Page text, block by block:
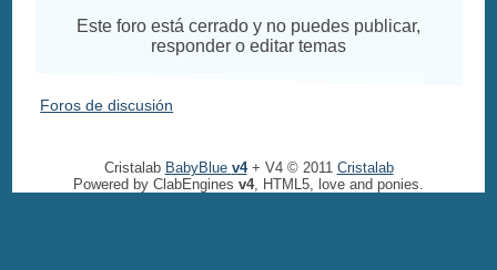
Este foro está cerrado y no puedes publicar,
responder o editar temas
Foros de discusión
Cristalab BabyBlue v4+ V4 © 2011 Cristalab
Powered by ClabEngines v4, HTML5, love and ponies.